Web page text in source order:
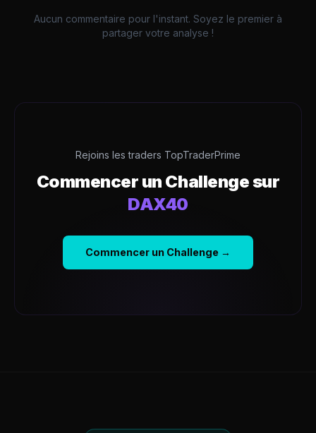
Aucun commentaire pour l'instant. Soyez le premier à
partager votre analyse !
Rejoins les traders TopTraderPrime
Commencer un Challenge sur
DAX40
Commencer un Challenge →